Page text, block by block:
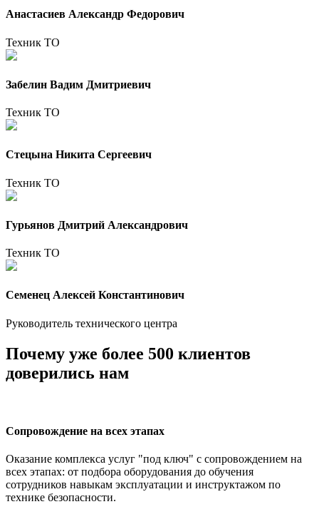
Анастасиев Александр Федорович
Техник ТО
Забелин Вадим Дмитриевич
Техник ТО
Стецына Никита Сергеевич
Техник ТО
Гурьянов Дмитрий Александрович
Техник ТО
Семенец Алексей Константинович
Руководитель технического центра
Почему уже более 500 клиентов
доверились нам
Сопровождение на всех этапах
Оказание комплекса услуг "под ключ" с сопровождением на
всех этапах: от подбора оборудования до обучения
сотрудников навыкам эксплуатации и инструктажом по
технике безопасности.